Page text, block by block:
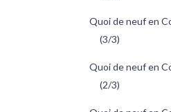
Quoi de neuf en
(3/3)
Quoi de neuf en
(2/3)